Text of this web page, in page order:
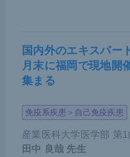
国内外のエキスパー
月末に福岡で現地
集まる
免疫系疾患＞自己免疫疾患
産業医科大学医学部 第
田中 良哉 先生